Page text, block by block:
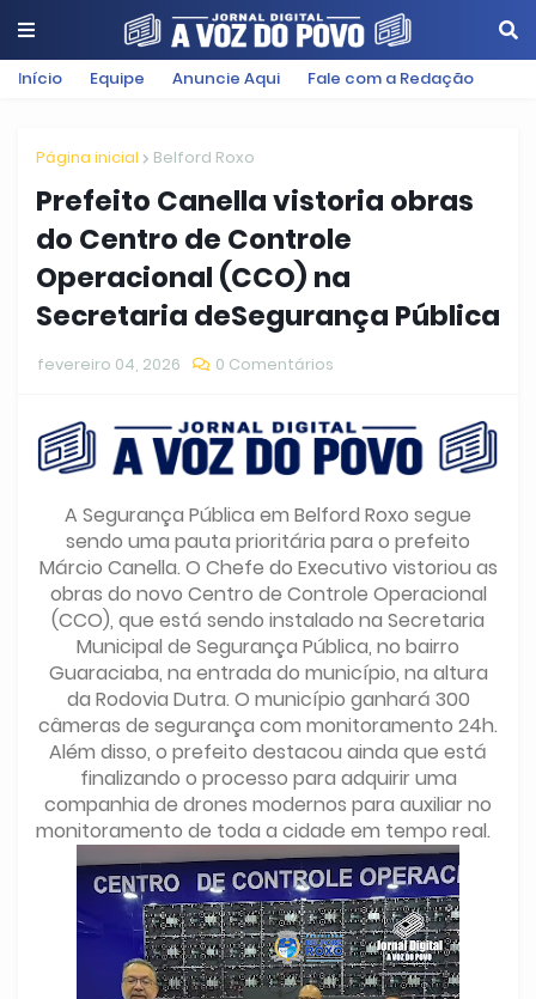
Início Equipe Anuncie Aqui Fale com a Redação
Página inicial Belford Roxo
Prefeito Canella vistoria obras
do Centro de Controle
Operacional (CCO) na
Secretaria deSegurança Pública
fevereiro 04, 2026 0 Comentários
A Segurança Pública em Belford Roxo segue
sendo uma pauta prioritária para o prefeito
Márcio Canella. O Chefe do Executivo vistoriou as
obras do novo Centro de Controle Operacional
(CCO), que está sendo instalado na Secretaria
Municipal de Segurança Pública, no bairro
Guaraciaba, na entrada do município, na altura
da Rodovia Dutra. O município ganhará 300
câmeras de segurança com monitoramento 24h.
Além disso, o prefeito destacou ainda que está
finalizando o processo para adquirir uma
companhia de drones modernos para auxiliar no
monitoramento de toda a cidade em tempo real.